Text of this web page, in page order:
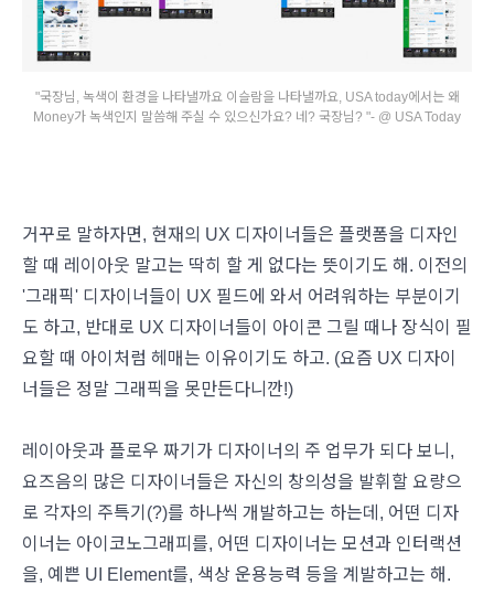
"국장님, 녹색이 환경을 나타낼까요 이슬람을 나타낼까요, USA today에서는 왜
Money가 녹색인지 말씀해 주실 수 있으신가요? 네? 국장님? "- @ USA Today
거꾸로 말하자면, 현재의 UX 디자이너들은 플랫폼을 디자인
할 때 레이아웃 말고는 딱히 할 게 없다는 뜻이기도 해. 이전의
'그래픽' 디자이너들이 UX 필드에 와서 어려워하는 부분이기
도 하고, 반대로 UX 디자이너들이 아이콘 그릴 때나 장식이 필
요할 때 아이처럼 헤매는 이유이기도 하고. (요즘 UX 디자이
너들은 정말 그래픽을 못만든다니깐!)
레이아웃과 플로우 짜기가 디자이너의 주 업무가 되다 보니,
요즈음의 많은 디자이너들은 자신의 창의성을 발휘할 요량으
로 각자의 주특기(?)를 하나씩 개발하고는 하는데, 어떤 디자
이너는 아이코노그래피를, 어떤 디자이너는 모션과 인터랙션
을, 예쁜 UI Element를, 색상 운용능력 등을 계발하고는 해.